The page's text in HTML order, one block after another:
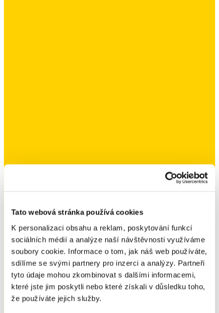
Tato webová stránka používá cookies
K personalizaci obsahu a reklam, poskytování funkcí
sociálních médií a analýze naší návštěvnosti využíváme
soubory cookie. Informace o tom, jak náš web používáte,
sdílíme se svými partnery pro inzerci a analýzy. Partneři
tyto údaje mohou zkombinovat s dalšími informacemi,
které jste jim poskytli nebo které získali v důsledku toho,
že používáte jejich služby.